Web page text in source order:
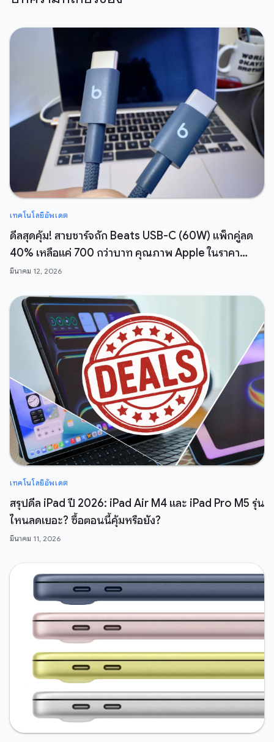
เทคโนโลยีอัพเดต
ดีลสุดคุ้ม! สายชาร์จถัก Beats USB-C (60W) แพ็กคู่ลด
40% เหลือแค่ 700 กว่าบาท คุณภาพ Apple ในราคา
สบายกระเป๋า
มีนาคม 12, 2026
เทคโนโลยีอัพเดต
สรุปดีล iPad ปี 2026: iPad Air M4 และ iPad Pro M5 รุ่น
ไหนลดเยอะ? ซื้อตอนนี้คุ้มหรือยัง?
มีนาคม 11, 2026